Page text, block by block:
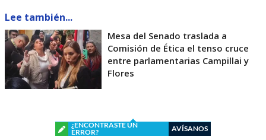
Lee también...
Mesa del Senado traslada a
Comisión de Ética el tenso cruce
entre parlamentarias Campillai y
Flores
¿ENCONTRASTE UN
ERROR?
AVÍSANOS